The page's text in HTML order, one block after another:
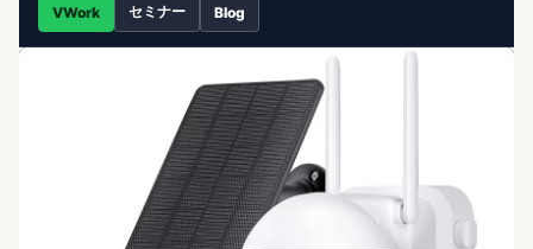
VWork
セミナー Blog